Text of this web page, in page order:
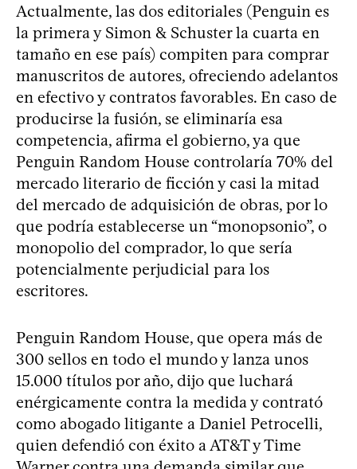
Actualmente, las dos editoriales (Penguin es
la primera y Simon & Schuster la cuarta en
tamaño en ese país) compiten para comprar
manuscritos de autores, ofreciendo adelantos
en efectivo y contratos favorables. En caso de
producirse la fusión, se eliminaría esa
competencia, afirma el gobierno, ya que
Penguin Random House controlaría 70% del
mercado literario de ficción y casi la mitad
del mercado de adquisición de obras, por lo
que podría establecerse un “monopsonio”, o
monopolio del comprador, lo que sería
potencialmente perjudicial para los
escritores.
Penguin Random House, que opera más de
300 sellos en todo el mundo y lanza unos
15.000 títulos por año, dijo que luchará
enérgicamente contra la medida y contrató
como abogado litigante a Daniel Petrocelli,
quien defendió con éxito a AT&T y Time